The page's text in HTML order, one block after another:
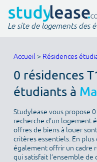
Le site de logements des
Accueil > Résidences
0 résidences
étudiants à
Studylease vous propose
recherche d’un logement
offres de biens à louer
critères essentiels. En
également offrir un cadre
qui satisfait l’ensemble